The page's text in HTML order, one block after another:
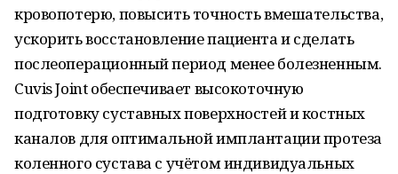
кровопотерю, повысить точность вмешательства,
ускорить восстановление пациента и сделать
послеоперационный период менее болезненным.
Cuvis Joint обеспечивает высокоточную
подготовку суставных поверхностей и костных
каналов для оптимальной имплантации протеза
коленного сустава с учётом индивидуальных